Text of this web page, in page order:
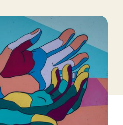
TERMEN
Eetstoornis
Angst